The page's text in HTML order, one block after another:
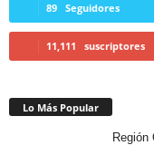
89 Seguidores
11,111 suscriptores
Lo Más Popular
Región